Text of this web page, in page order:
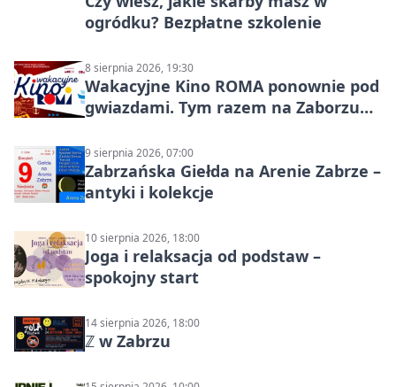
ogródku? Bezpłatne szkolenie
8 sierpnia 2026, 19:30
Wakacyjne Kino ROMA ponownie pod
gwiazdami. Tym razem na Zaborzu
9 sierpnia 2026, 07:00
Zabrzańska Giełda na Arenie Zabrze –
antyki i kolekcje
10 sierpnia 2026, 18:00
Joga i relaksacja od podstaw –
spokojny start
14 sierpnia 2026, 18:00
ℤ w Zabrzu